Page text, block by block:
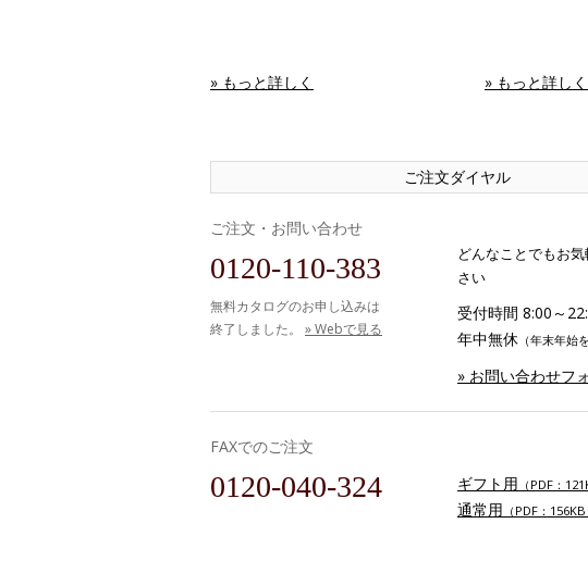
» もっと詳しく » もっと詳しく
ご注文ダイヤル
ご注文・お問い合わせ
0120-110-383
無料カタログのお申し込みは
終了しました。 » Webで見る
どんなことでもお
さい
受付時間 8:00～
年中無休 （年末年始
» お問い合わせフ
FAXでのご注文
0120-040-324 ギフト用 （PDF：
通常用 （PDF：156KB